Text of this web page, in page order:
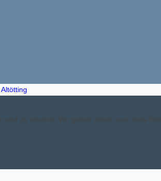
zu steuern. Wir gehen davon aus, dass